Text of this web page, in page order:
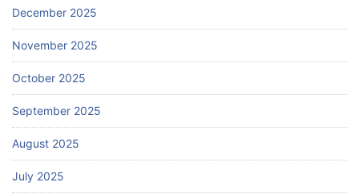
December 2025
November 2025
October 2025
September 2025
August 2025
July 2025